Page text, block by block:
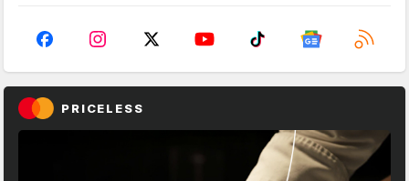
PRICELESS